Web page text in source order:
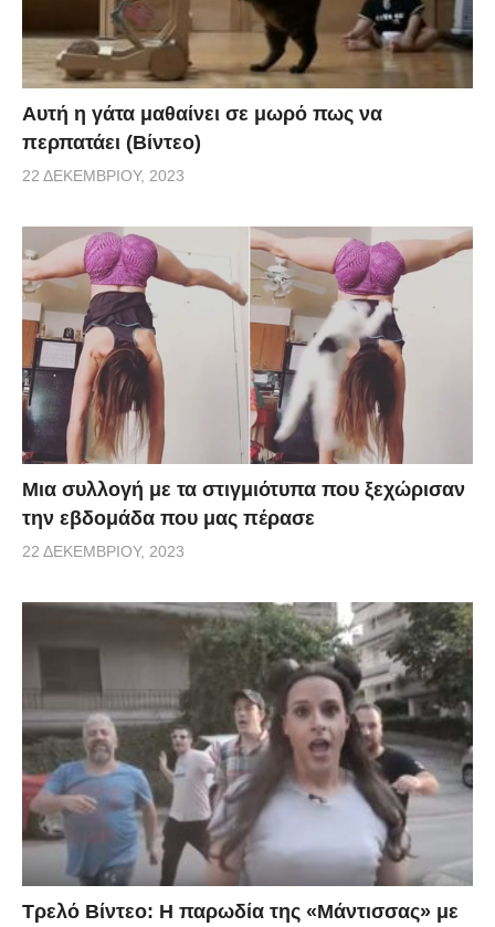
Αυτή η γάτα μαθαίνει σε μωρό πως να
περπατάει (Βίντεο)
22 ΔΕΚΕΜΒΡΊΟΥ, 2023
Μια συλλογή με τα στιγμιότυπα που ξεχώρισαν
την εβδομάδα που μας πέρασε
22 ΔΕΚΕΜΒΡΊΟΥ, 2023
Τρελό Βίντεο: H παρωδία της «Μάντισσας» με